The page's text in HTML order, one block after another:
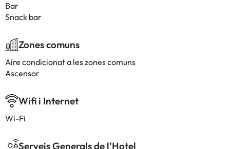
Bar
Snack bar
Zones comuns
Aire condicionat a les zones comuns
Ascensor
Wifi i Internet
Wi-Fi
Serveis Generals de l'Hotel